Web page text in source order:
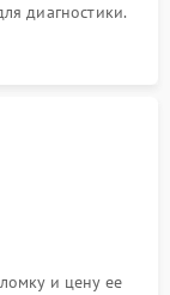
диагностики.
и цену ее